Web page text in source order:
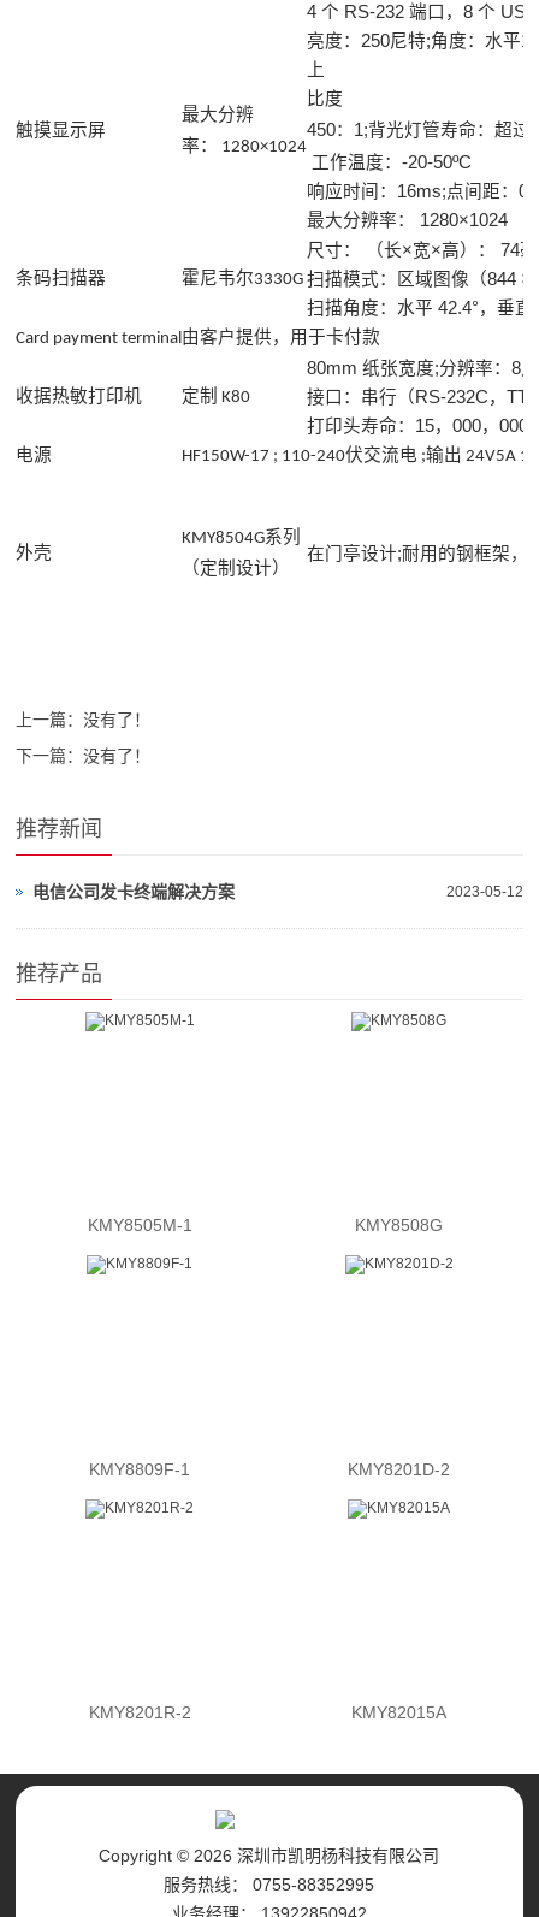
4 个 RS-232 端口，8 个
触摸显示屏
最大分辨
率： 1280×1024
亮度：250尼特;角度：水平
比度
450：1;背光灯管寿命：超过
工作温度：-20-50ºC
响应时间：16ms;点间距：
最大分辨率： 1280×1024
条码扫描器 霍尼韦尔3330G
尺寸： （长×宽×高）： 74
扫描模式：区域图像（844 ×
扫描角度：水平 42.4°，垂直
Card payment terminal由客户提供，用于卡付款
收据热敏打印机 定制 K80
80mm 纸张宽度;分辨率：8
接口：串行（RS-232C，
打印头寿命：15，000，000
电源 HF150W-17 ; 110-240伏交流电 ;输出 24V5A
外壳
KMY8504G系列
（定制设计）
在门亭设计;耐用的钢框架，
上一篇：没有了！
下一篇：没有了！
推荐新闻
2023-05-12
电信公司发卡终端解决方案
推荐产品
KMY8505M-1 KMY8508G
KMY8809F-1 KMY8201D-2
KMY8201R-2 KMY82015A
Copyright © 2026 深圳市凯明杨科技有限公司
服务热线： 0755-88352995
业务经理： 13922850942